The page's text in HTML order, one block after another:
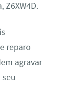
Z6XW4D.
reparo
agravar